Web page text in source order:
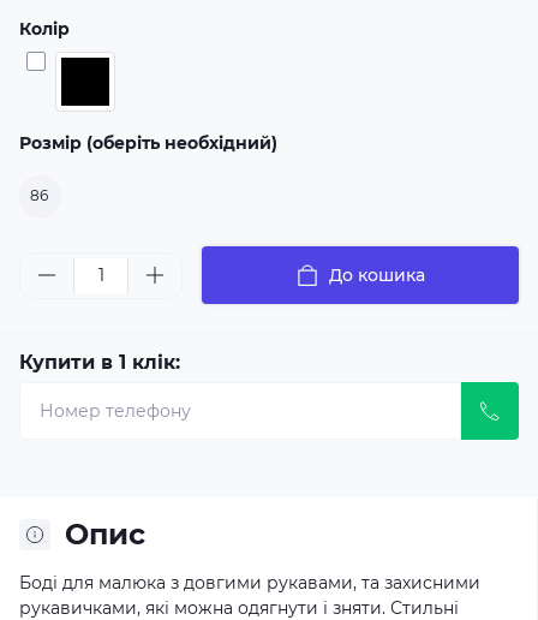
Колір
Розмір (оберіть необхідний)
86
До кошика
Купити в 1 клік:
Опис
Боді для малюка з довгими рукавами, та захисними
рукавичками, які можна одягнути і зняти. Стильні